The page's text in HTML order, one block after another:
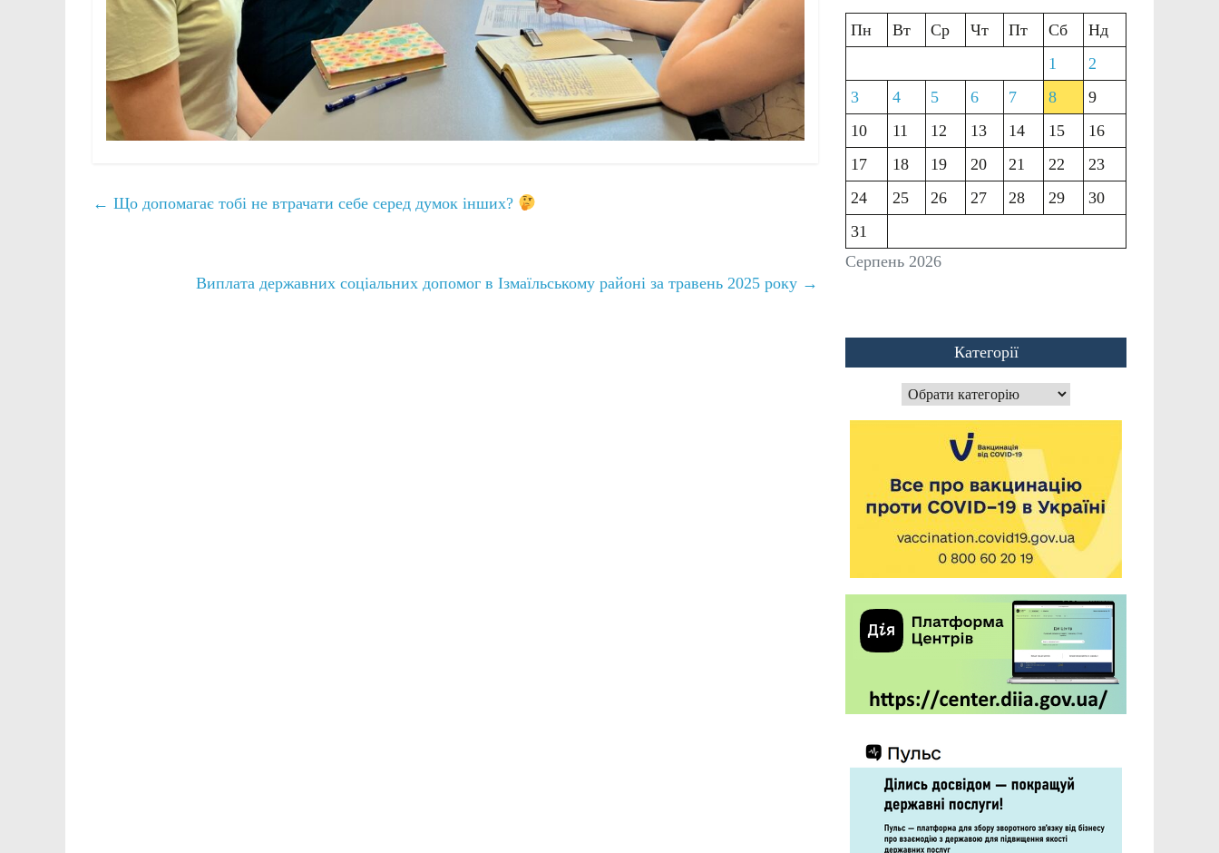
← Що допомагає тобі не втрачати себе серед думок інших?
Виплата державних соціальних допомог в Ізмаїльському районі за травень 2025 року →
Серпень 2026
Пн Вт Ср Чт Пт Сб
Нд
1
2
3
4 5 6 7 8
9
10
11 12 13 14 15
16
17
18 19 20 21 22
23
24
25 26 27 28 29
30
31
Категорії
Категорії